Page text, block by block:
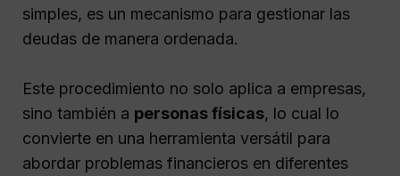
simples, es un mecanismo para gestionar las
deudas de manera ordenada.
Este procedimiento no solo aplica a empresas,
sino también a personas físicas, lo cual lo
convierte en una herramienta versátil para
abordar problemas financieros en diferentes